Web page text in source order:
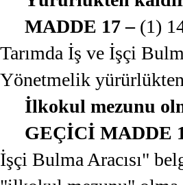
MADDE 17 –(1)
Tarımda İş ve İşçi
Yönetmelik yürürlükten
İlkokul mezunu
GEÇİCİ MADDE
İşçi Bulma Aracısı"